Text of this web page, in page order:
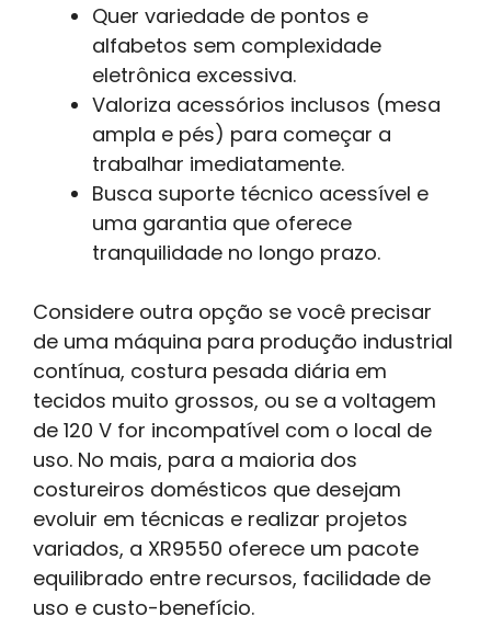
Quer variedade de pontos e
alfabetos sem complexidade
eletrônica excessiva.
Valoriza acessórios inclusos (mesa
ampla e pés) para começar a
trabalhar imediatamente.
Busca suporte técnico acessível e
uma garantia que oferece
tranquilidade no longo prazo.
Considere outra opção se você precisar
de uma máquina para produção industrial
contínua, costura pesada diária em
tecidos muito grossos, ou se a voltagem
de 120 V for incompatível com o local de
uso. No mais, para a maioria dos
costureiros domésticos que desejam
evoluir em técnicas e realizar projetos
variados, a XR9550 oferece um pacote
equilibrado entre recursos, facilidade de
uso e custo-benefício.